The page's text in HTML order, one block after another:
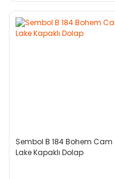
Sembol B 184 Bohem Cam
Lake Kapaklı Dolap